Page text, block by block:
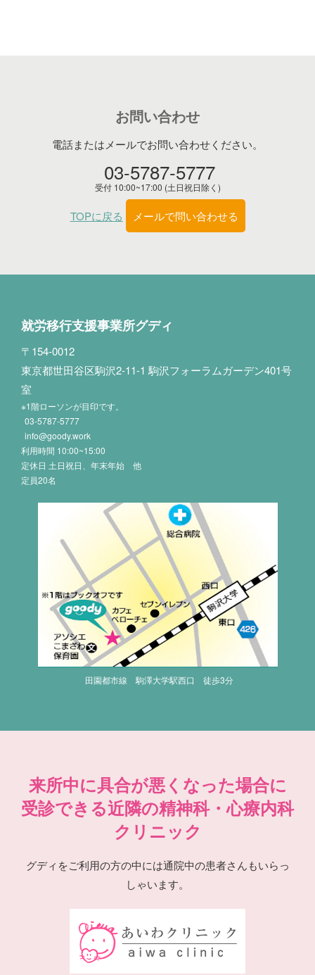
お問い合わせ
電話またはメールでお問い合わせください。
03-5787-5777
受付 10:00~17:00 (土日祝日除く)
TOPに戻る メールで問い合わせる
就労移行支援事業所グディ
〒154-0012
東京都世田谷区駒沢2-11-1 駒沢フォーラムガーデン401号
室
※1階ローソンが目印です。
03-5787-5777
info@goody.work
利用時間 10:00~15:00
定休日 土日祝日、年末年始 他
定員20名
田園都市線 駒澤大学駅西口 徒歩3分
来所中に具合が悪くなった場合に
受診できる近隣の精神科・心療内科
クリニック
グディをご利用の方の中には通院中の患者さんもいらっ
しゃいます。